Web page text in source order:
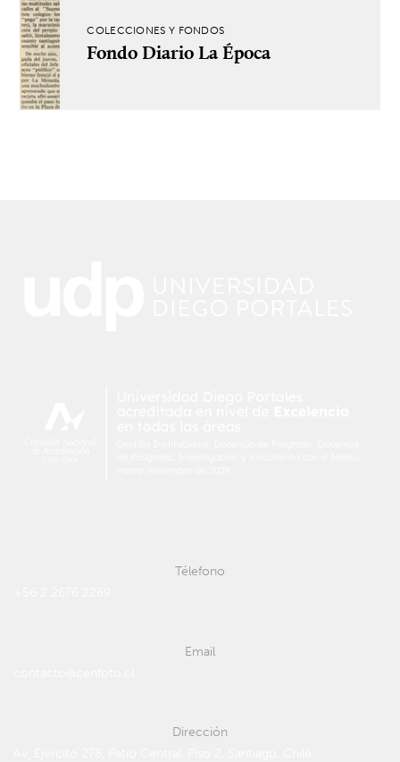
COLECCIONES Y FONDOS
Fondo Diario La Época
Télefono
Email
Dirección